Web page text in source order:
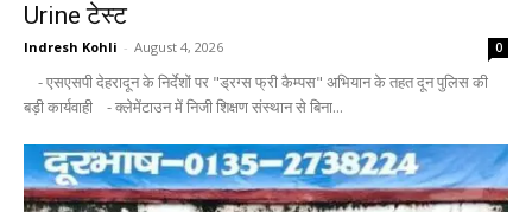
Urine टेस्ट
Indresh Kohli - August 4, 2026 0
- एसएसपी देहरादून के निर्देशों पर "ड्रग्स फ्री कैम्पस" अभियान के तहत दून पुलिस की
बड़ी कार्यवाही - क्लेमेंटाउन में निजी शिक्षण संस्थान से बिना...